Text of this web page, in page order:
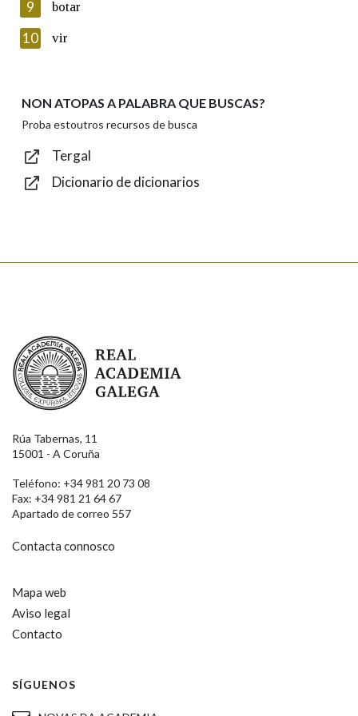
Introduce o código que aparece na imaxe:
Texto de verificación
9 botar
10 vir
NON ATOPAS A PALABRA QUE BUSCAS?
Proba estoutros recursos de busca
Tergal
Dicionario de dicionarios
Real Academia Galega
Rúa Tabernas, 11
15001 - A Coruña
Teléfono: +34 981 20 73 08
Fax: +34 981 21 64 67
Apartado de correo 557
Contacta connosco
Mapa web
Aviso legal
Contacto
SÍGUENOS